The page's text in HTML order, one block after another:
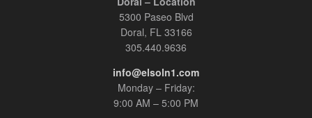
5300 Paseo Blvd
Doral, FL 33166
305.440.9636
info@elsoln1.com
Monday – Friday:
9:00 AM – 5:00 PM